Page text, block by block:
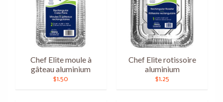
Chef Elite moule à
gâteau aluminium
$1.50
Chef Elite rotissoire
aluminium
$1.25